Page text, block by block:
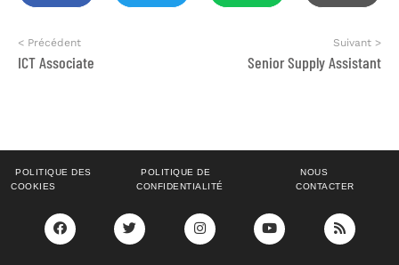
< Précédent
ICT Associate
Suivant >
Senior Supply Assistant
POLITIQUE DES
COOKIES
POLITIQUE DE
CONFIDENTIALITÉ
NOUS
CONTACTER